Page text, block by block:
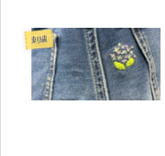
刺繍